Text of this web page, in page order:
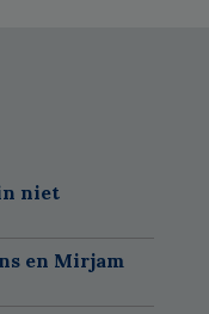
niet
en Mirjam